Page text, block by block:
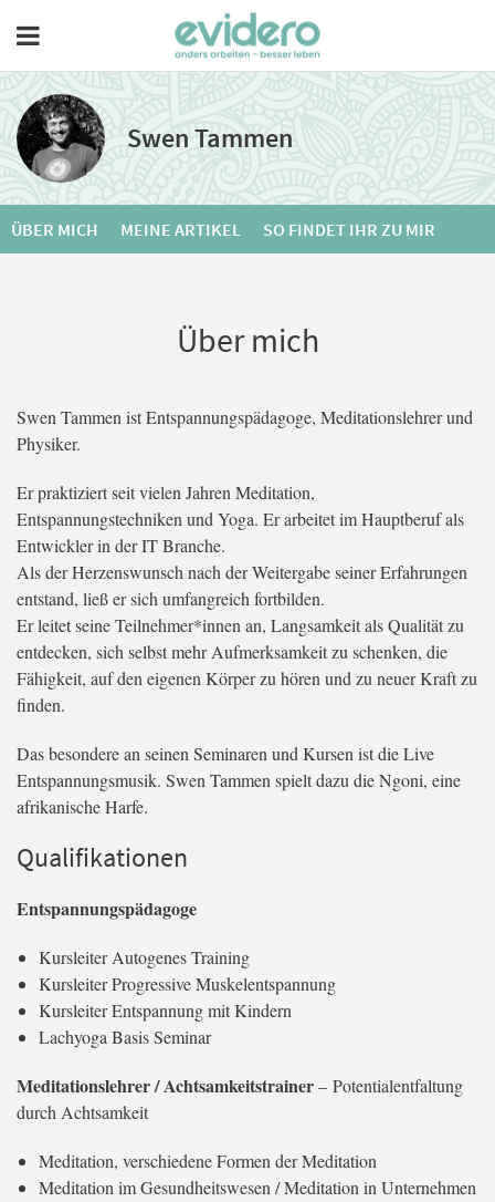
Swen Tammen
ÜBER MICH MEINE ARTIKEL SO FINDET IHR ZU MIR
Über mich
Swen Tammen ist Entspannungspädagoge, Meditationslehrer und
Physiker.
Er praktiziert seit vielen Jahren Meditation,
Entspannungstechniken und Yoga. Er arbeitet im Hauptberuf als
Entwickler in der IT Branche.
Als der Herzenswunsch nach der Weitergabe seiner Erfahrungen
entstand, ließ er sich umfangreich fortbilden.
Er leitet seine Teilnehmer*innen an, Langsamkeit als Qualität zu
entdecken, sich selbst mehr Aufmerksamkeit zu schenken, die
Fähigkeit, auf den eigenen Körper zu hören und zu neuer Kraft zu
finden.
Das besondere an seinen Seminaren und Kursen ist die Live
Entspannungsmusik. Swen Tammen spielt dazu die Ngoni, eine
afrikanische Harfe.
Qualifikationen
Entspannungspädagoge
Kursleiter Autogenes Training
Kursleiter Progressive Muskelentspannung
Kursleiter Entspannung mit Kindern
Lachyoga Basis Seminar
Meditationslehrer / Achtsamkeitstrainer– Potentialentfaltung
durch Achtsamkeit
Meditation, verschiedene Formen der Meditation
Meditation im Gesundheitswesen / Meditation in Unternehmen